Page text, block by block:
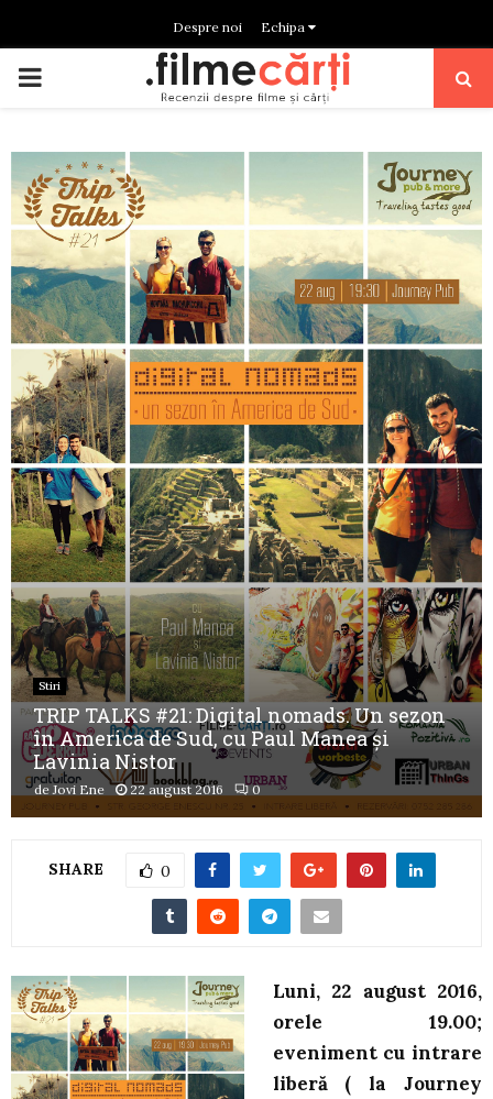
Despre noi Echipa
PRIMARY
Stiri
TRIP TALKS #21: Digital nomads. Un sezon
în America de Sud, cu Paul Manea și
Lavinia Nistor
deJovi Ene 22 august 2016 0
SHARE 0
Luni, 22 august 2016,
orele 19.00;
eveniment cu intrare
liberă ( la Journey